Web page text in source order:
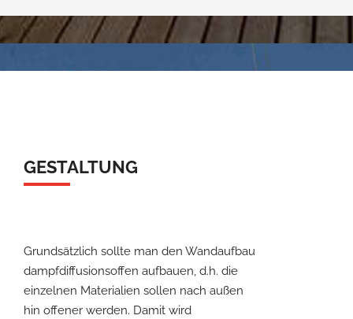
GESTALTUNG
Grundsätzlich sollte man den Wandaufbau
dampfdiffusionsoffen aufbauen, d.h. die
einzelnen Materialien sollen nach außen
hin offener werden. Damit wird